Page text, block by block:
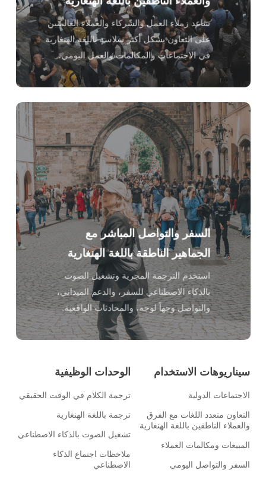
ساعد زملاء العمل والشركاء والعملاء العالميين
على التعاون بشكل أكثر سلاسة باللغة الهنغارية
في الاجتماعات والمكالمات والعمل اليومي.
السفر والتواصل المباشر مع
الجماهير الناطقة باللغة الهنغارية
استخدم الترجمة المجرية وتشغيل الصوت
بالذكاء الاصطناعي للسفر، والدعم الميداني،
والتواصل وجهاً لوجه، والمحادثات الواقعية.
الوحدات الوظيفية
ترجمة الكلام في الوقت الحقيقي
ترجمة باللغة الهنغارية
تشغيل الصوت بالذكاء الاصطناعي
ملاحظات اجتماع الذكاء
الاصطناعي
سيناريوهات الاستخدام
الاجتماعات الدولية
التعاون متعدد اللغات مع الفرق
والعملاء الناطقين باللغة الهنغارية
المبيعات ومكالمات العملاء
السفر والتواصل اليومي